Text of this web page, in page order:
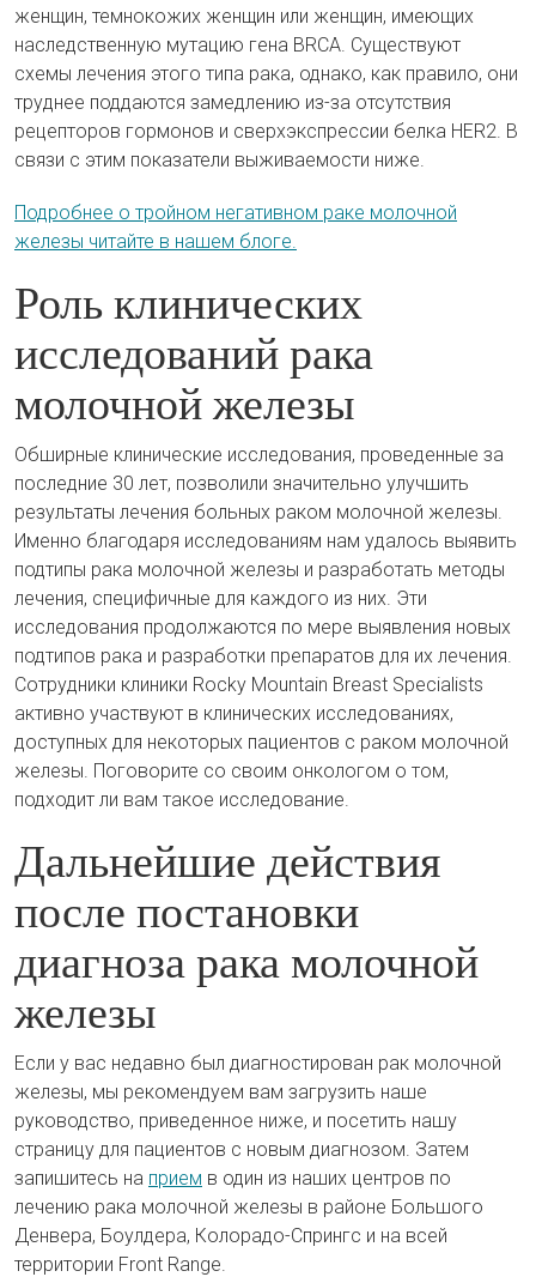
женщин, темнокожих женщин или женщин, имеющих
наследственную мутацию гена BRCA. Существуют
схемы лечения этого типа рака, однако, как правило, они
труднее поддаются замедлению из-за отсутствия
рецепторов гормонов и сверхэкспрессии белка HER2. В
связи с этим показатели выживаемости ниже.
Подробнее о тройном негативном раке молочной
железы читайте в нашем блоге.
Роль клинических
исследований рака
молочной железы
Обширные клинические исследования, проведенные за
последние 30 лет, позволили значительно улучшить
результаты лечения больных раком молочной железы.
Именно благодаря исследованиям нам удалось выявить
подтипы рака молочной железы и разработать методы
лечения, специфичные для каждого из них. Эти
исследования продолжаются по мере выявления новых
подтипов рака и разработки препаратов для их лечения.
Сотрудники клиники Rocky Mountain Breast Specialists
активно участвуют в клинических исследованиях,
доступных для некоторых пациентов с раком молочной
железы. Поговорите со своим онкологом о том,
подходит ли вам такое исследование.
Дальнейшие действия
после постановки
диагноза рака молочной
железы
Если у вас недавно был диагностирован рак молочной
железы, мы рекомендуем вам загрузить наше
руководство, приведенное ниже, и посетить нашу
страницу для пациентов с новым диагнозом. Затем
запишитесь на прием в один из наших центров по
лечению рака молочной железы в районе Большого
Денвера, Боулдера, Колорадо-Спрингс и на всей
территории Front Range.